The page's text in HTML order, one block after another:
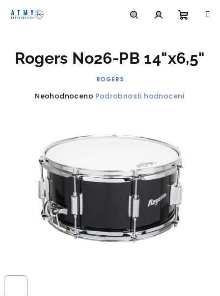
košík
Rogers No26-PB 14"x6,5"
ROGERS
Průměrné
hvězdiček.
Neohodnoceno Podrobnosti hodnocení